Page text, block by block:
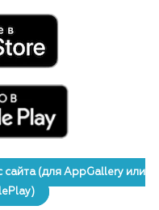
(для AppGallery или